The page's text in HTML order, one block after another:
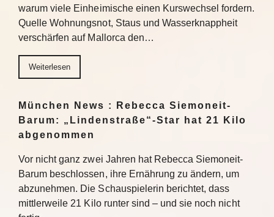
warum viele Einheimische einen Kurswechsel fordern.
Quelle Wohnungsnot, Staus und Wasserknappheit
verschärfen auf Mallorca den…
Weiterlesen
München News : Rebecca Siemoneit-
Barum: „Lindenstraße“-Star hat 21 Kilo
abgenommen
Vor nicht ganz zwei Jahren hat Rebecca Siemoneit-
Barum beschlossen, ihre Ernährung zu ändern, um
abzunehmen. Die Schauspielerin berichtet, dass
mittlerweile 21 Kilo runter sind – und sie noch nicht